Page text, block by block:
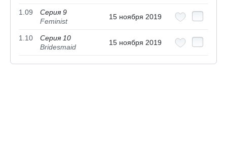
1.09
Серия 9
Feminist
15 ноября 2019
1.10
Серия 10
Bridesmaid
15 ноября 2019